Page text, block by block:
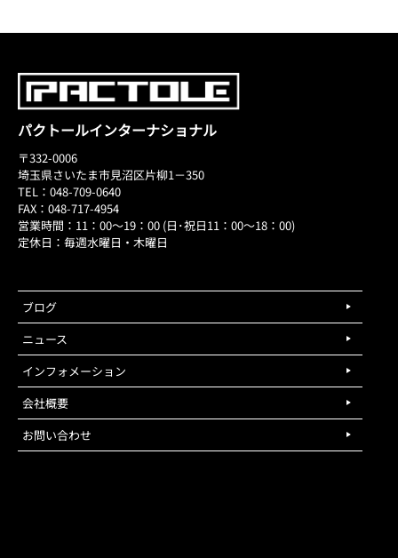
パクトールインターナショナル
〒332-0006
埼玉県さいたま市見沼区片柳1－350
TEL：048-709-0640
FAX：048-717-4954
営業時間：11：00～19：00 (日･祝日11：00～18：00)
定休日：毎週水曜日・木曜日
ブログ
ニュース
インフォメーション
会社概要
お問い合わせ